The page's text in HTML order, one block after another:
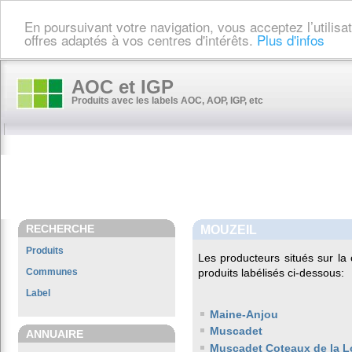
En poursuivant votre navigation, vous acceptez
offres adaptés à vos centres d'intérêts. Plus d'infos
AOC et IGP
Produits avec les labels AOC, AOP, IGP, etc
RECHERCHE
Produits
Communes
Label
ANNUAIRE
MOUZEIL
Les producteurs situés sur
produits labélisés ci-dessous:
Maine-Anjou
Muscadet
Muscadet Coteaux de la